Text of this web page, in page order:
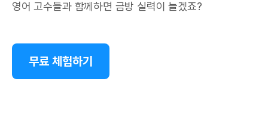
영어 고수들과 함께하면 금방 실력이 늘겠죠?
무료 체험하기